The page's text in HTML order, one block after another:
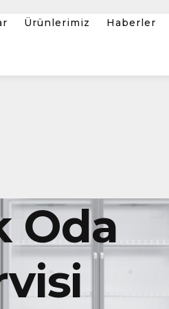
Ürünlerimiz Haberler
Oda